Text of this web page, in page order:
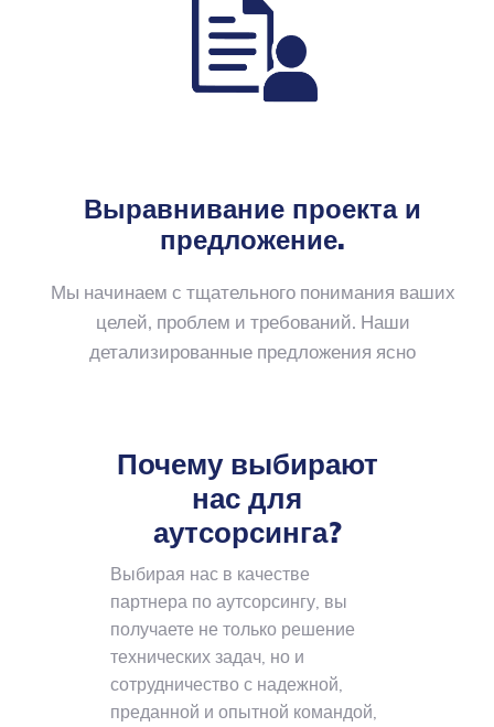
Выравнивание проекта и
предложение.
Мы начинаем с тщательного понимания ваших
целей, проблем и требований. Наши
детализированные предложения ясно
Почему выбирают
нас для
аутсорсинга?
Выбирая нас в качестве
партнера по аутсорсингу, вы
получаете не только решение
технических задач, но и
сотрудничество с надежной,
преданной и опытной командой,